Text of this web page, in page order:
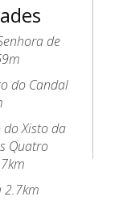
de
do Candal
do Xisto da
Quatro
2.7km